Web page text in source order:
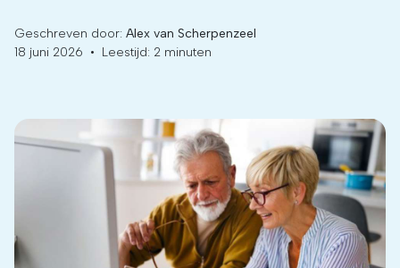
Geschreven door: Alex van Scherpenzeel
18 juni 2026 • Leestijd: 2 minuten